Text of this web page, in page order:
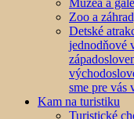
Múzeá a
Zoo a
Detské
jednodňové
sme pre
Kam na turistiku
Turistické